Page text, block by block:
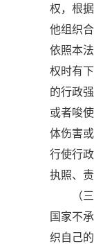
权，根
他组织
依照本
权时有
的行政
或者唆
体伤害
行使行
执照、
（三
国家不
织自己